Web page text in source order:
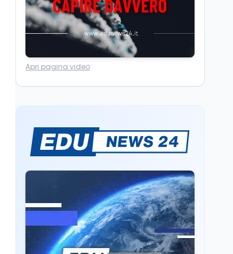
A Taranto la dispersione
si combatte con la
pedagogia della
relazione
Mondo8 ago
L'8 agosto è la Giornata
dei minatori morti a
Marcinelle nel 1956
Università
Università statali, il
Fondo ordinario 2026
la firma della ministra
Bernini sul decreto
Tecnologia8 ago
Il cloaking selettivo di
Time: ads invisibili solo
per i chatbot AI
Apri pagina video